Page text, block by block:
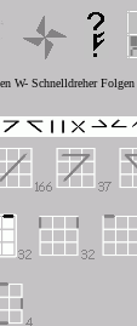
W- Schnelldreher Folgen